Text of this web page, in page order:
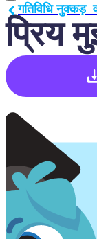
प्रिय
गतिविधि नुक्कड़